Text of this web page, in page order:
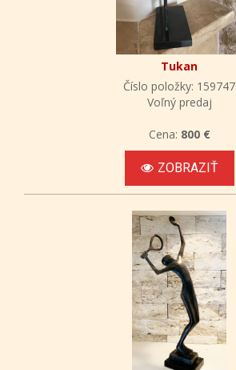
Tukan
Číslo položky: 159747
Voľný predaj
Cena: 800 €
ZOBRAZIŤ